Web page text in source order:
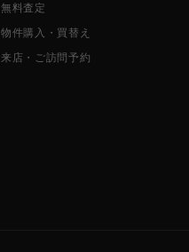
無料査定
物件購入・買替え
来店・ご訪問予約